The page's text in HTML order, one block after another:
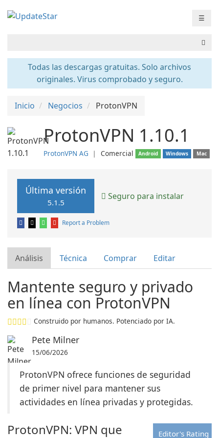
☰
Todas las descargas gratuitas. Solo archivos
originales. Virus comprobado y seguro.
Inicio Negocios ProtonVPN
ProtonVPN 1.10.1
ProtonVPN AG ❘ Comercial Android Windows Mac
Última versión
5.1.5
Seguro para instalar
Report a Problem
Análisis Técnica Comprar Editar
Mantente seguro y privado
en línea con ProtonVPN
Construido por humanos. Potenciado por IA.
Pete Milner
15/06/2026
ProtonVPN ofrece funciones de seguridad
de primer nivel para mantener sus
actividades en línea privadas y protegidas.
Editor's Rating
ProtonVPN: VPN que